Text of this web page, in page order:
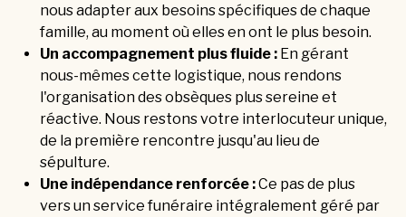
nous adapter aux besoins spécifiques de chaque
famille, au moment où elles en ont le plus besoin.
Un accompagnement plus fluide : En gérant
nous-mêmes cette logistique, nous rendons
l'organisation des obsèques plus sereine et
réactive. Nous restons votre interlocuteur unique,
de la première rencontre jusqu'au lieu de
sépulture.
Une indépendance renforcée :Ce pas de plus
vers un service funéraire intégralement géré par